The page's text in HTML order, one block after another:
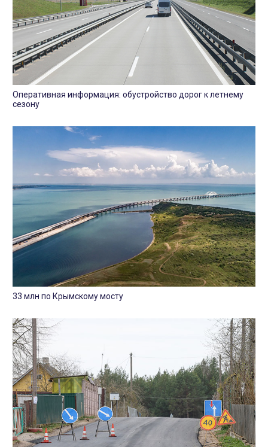
Оперативная информация: обустройство дорог к летнему
сезону
33 млн по Крымскому мосту